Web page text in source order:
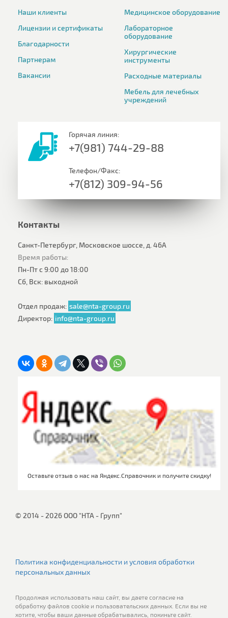
Наши клиенты
Лицензии и сертификаты
Благодарности
Партнерам
Вакансии
Медицинское оборудование
Лабораторное
оборудование
Хирургические
инструменты
Расходные материалы
Мебель для лечебных
учреждений
Горячая линия:
+7(981) 744-29-88
Телефон/Факс:
+7(812) 309-94-56
Контакты
Санкт-Петербург, Московское шоссе, д. 46А
Время работы:
Пн-Пт с 9:00 до 18:00
Сб, Вск: выходной
Отдел продаж: sale@nta-group.ru
Директор: info@nta-group.ru
Оставьте отзыв о нас на Яндекс.Справочник и получите скидку!
© 2014 - 2026 ООО "НТА - Групп"
Политика конфиденциальности и условия обработки
персональных данных
Продолжая использовать наш сайт, вы даете согласие на
обработку файлов cookie и пользовательских данных. Если вы не
хотите, чтобы ваши данные обрабатывались, покиньте сайт.